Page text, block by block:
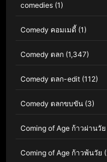
comedies (1)
Comedy คอมเมดี้ (1)
Comedy ตลก (1,347)
Comedy ตลก-edit (112)
Comedy ตลกขบขัน (3)
Coming of Age ก้าวผ่านวัย
Coming of Age ก้าวพ้นวัย